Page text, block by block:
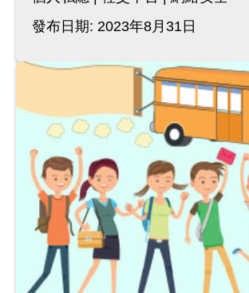
發布日期: 2023年8月31日